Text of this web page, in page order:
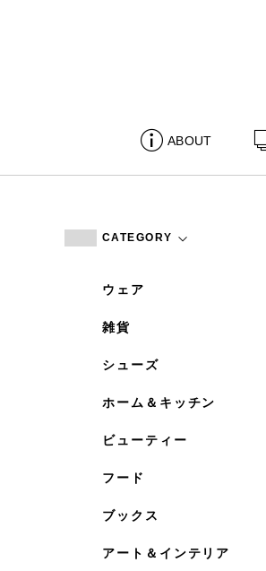
ABOUT
CATEGORY
ウェア
雑貨
シューズ
ホーム＆キッチン
ビューティー
フード
ブックス
アート＆インテリア